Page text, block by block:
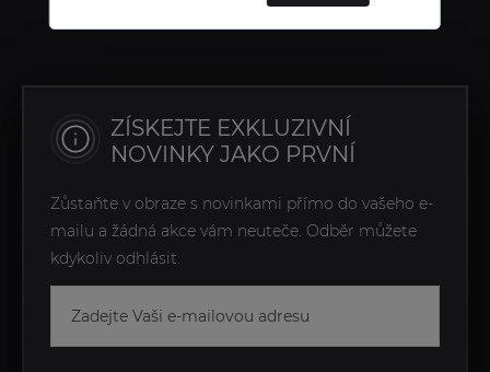
ZÍSKEJTE EXKLUZIVNÍ
NOVINKY JAKO PRVNÍ
Zůstaňte v obraze s novinkami přímo do vašeho e-
mailu a žádná akce vám neuteče. Odběr můžete
kdykoliv odhlásit.